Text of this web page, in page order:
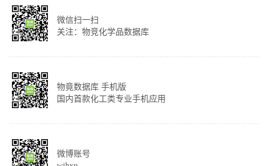
微信扫一扫
关注：物竞化学品数据库
物竟数据库 手机版
国内首款化工类专业手机应用
微博账号